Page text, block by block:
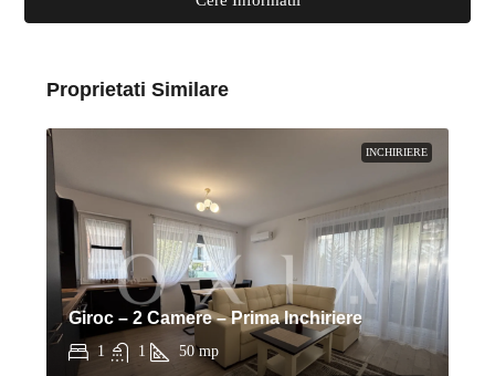
Proprietati Similare
INCHIRIERE
Giroc – 2 Camere – Prima Inchiriere
1 1 50 mp